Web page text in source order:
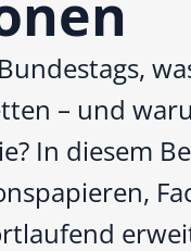
– und
In diesem